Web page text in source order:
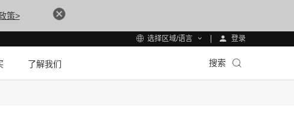
策>
选择区域/语言 登录
了解我们 搜索